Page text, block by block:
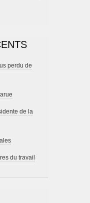
perdu de
de la
du travail